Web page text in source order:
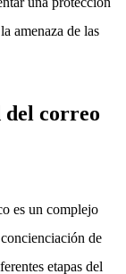
amenaza de las
del correo
es un complejo
de
etapas del